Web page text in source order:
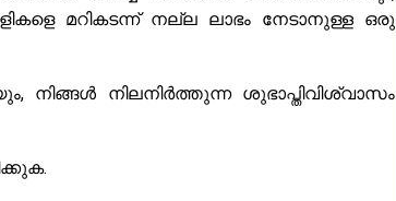
മറികടന്ന് നല്ല ലാഭം നേടാനുള്ള ഒരു
നിലനിർത്തുന്ന ശുഭാപ്തിവിശ്വാസം